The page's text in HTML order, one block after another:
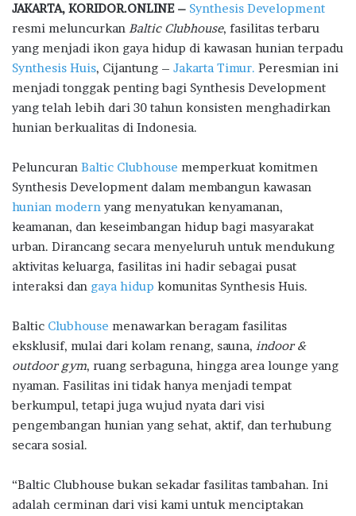
e
b
o
o
k
it
te
r
at
s
A
p
p
e e
g
ra
m
ar
e
JAKARTA, KORIDOR.ONLINE – Synthesis Development
resmi meluncurkan Baltic Clubhouse, fasilitas terbaru
yang menjadi ikon gaya hidup di kawasan hunian terpadu
Synthesis Huis, Cijantung – Jakarta Timur. Peresmian ini
menjadi tonggak penting bagi Synthesis Development
yang telah lebih dari 30 tahun konsisten menghadirkan
hunian berkualitas di Indonesia.
Peluncuran Baltic Clubhouse memperkuat komitmen
Synthesis Development dalam membangun kawasan
hunian modern yang menyatukan kenyamanan,
keamanan, dan keseimbangan hidup bagi masyarakat
urban. Dirancang secara menyeluruh untuk mendukung
aktivitas keluarga, fasilitas ini hadir sebagai pusat
interaksi dan gaya hidup komunitas Synthesis Huis.
Baltic Clubhouse menawarkan beragam fasilitas
eksklusif, mulai dari kolam renang, sauna, indoor &
outdoor gym, ruang serbaguna, hingga area lounge yang
nyaman. Fasilitas ini tidak hanya menjadi tempat
berkumpul, tetapi juga wujud nyata dari visi
pengembangan hunian yang sehat, aktif, dan terhubung
secara sosial.
“Baltic Clubhouse bukan sekadar fasilitas tambahan. Ini
adalah cerminan dari visi kami untuk menciptakan